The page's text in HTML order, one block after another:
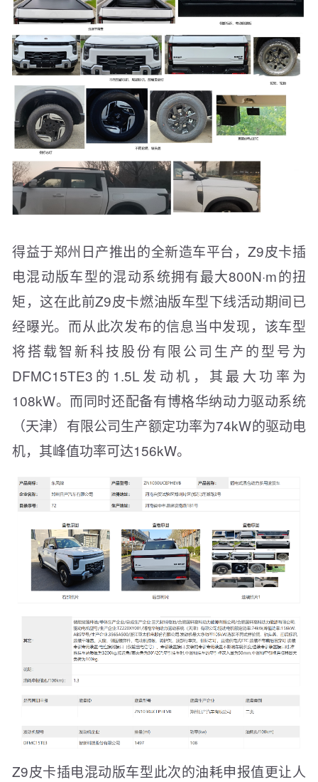
得益于郑州日产推出的全新造车平台，Z9皮卡插
电混动版车型的混动系统拥有最大800N·m的扭
矩，这在此前Z9皮卡燃油版车型下线活动期间已
经曝光。而从此次发布的信息当中发现，该车型
将搭载智新科技股份有限公司生产的型号为
DFMC15TE3的1.5L发动机，其最大功率为
108kW。而同时还配备有博格华纳动力驱动系统
（天津）有限公司生产额定功率为74kW的驱动电
机，其峰值功率可达156kW。
Z9皮卡插电混动版车型此次的油耗申报值更让人